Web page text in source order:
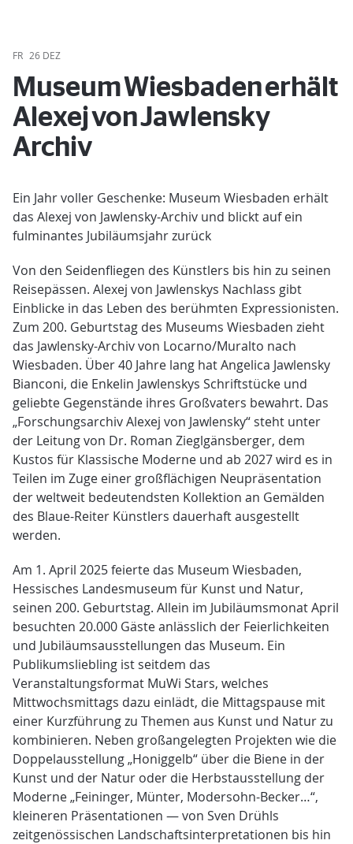
FR 26 DEZ
Museum Wiesbaden erhält
Alexej von Jawlensky
Archiv
Ein Jahr voller Geschenke: Museum Wiesbaden erhält
das Alexej von Jawlensky-Archiv und blickt auf ein
fulminantes Jubiläumsjahr zurück
Von den Seidenfliegen des Künstlers bis hin zu seinen
Reisepässen. Alexej von Jawlenskys Nachlass gibt
Einblicke in das Leben des berühmten Expressionisten.
Zum 200. Geburtstag des Museums Wiesbaden zieht
das Jawlensky-Archiv von Locarno/Muralto nach
Wiesbaden. Über 40 Jahre lang hat Angelica Jawlensky
Bianconi, die Enkelin Jawlenskys Schriftstücke und
geliebte Gegenstände ihres Großvaters bewahrt. Das
„Forschungsarchiv Alexej von Jawlensky“ steht unter
der Leitung von Dr. Roman Zieglgänsberger, dem
Kustos für Klassische Moderne und ab 2027 wird es in
Teilen im Zuge einer großflächigen Neupräsentation
der weltweit bedeutendsten Kollektion an Gemälden
des Blaue-Reiter Künstlers dauerhaft ausgestellt
werden.
Am 1. April 2025 feierte das Museum Wiesbaden,
Hessisches Landesmuseum für Kunst und Natur,
seinen 200. Geburtstag. Allein im Jubiläumsmonat April
besuchten 20.000 Gäste anlässlich der Feierlichkeiten
und Jubiläumsausstellungen das Museum. Ein
Publikumsliebling ist seitdem das
Veranstaltungsformat MuWi Stars, welches
Mittwochsmittags dazu einlädt, die Mittagspause mit
einer Kurzführung zu Themen aus Kunst und Natur zu
kombinieren. Neben großangelegten Projekten wie die
Doppelausstellung „Honiggelb“ über die Biene in der
Kunst und der Natur oder die Herbstausstellung der
Moderne „Feininger, Münter, Modersohn-Becker…“,
kleineren Präsentationen — von Sven Drühls
zeitgenössischen Landschaftsinterpretationen bis hin